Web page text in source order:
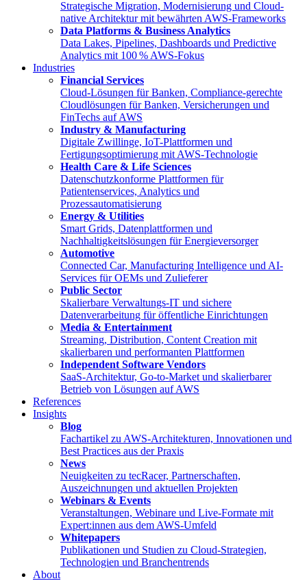
Strategische Migration, Modernisierung und Cloud-
native Architektur mit bewährten AWS-Frameworks
Data Platforms & Business Analytics
Data Lakes, Pipelines, Dashboards und Predictive
Analytics mit 100 % AWS-Fokus
Industries
Financial Services
Cloud-Lösungen für Banken, Compliance-gerechte
Cloudlösungen für Banken, Versicherungen und
FinTechs auf AWS
Industry & Manufacturing
Digitale Zwillinge, IoT-Plattformen und
Fertigungsoptimierung mit AWS-Technologie
Health Care & Life Sciences
Datenschutzkonforme Plattformen für
Patientenservices, Analytics und
Prozessautomatisierung
Energy & Utilities
Smart Grids, Datenplattformen und
Nachhaltigkeitslösungen für Energieversorger
Automotive
Connected Car, Manufacturing Intelligence und AI-
Services für OEMs und Zulieferer
Public Sector
Skalierbare Verwaltungs-IT und sichere
Datenverarbeitung für öffentliche Einrichtungen
Media & Entertainment
Streaming, Distribution, Content Creation mit
skalierbaren und performanten Plattformen
Independent Software Vendors
SaaS-Architektur, Go-to-Market und skalierbarer
Betrieb von Lösungen auf AWS
References
Insights
Blog
Fachartikel zu AWS-Architekturen, Innovationen und
Best Practices aus der Praxis
News
Neuigkeiten zu tecRacer, Partnerschaften,
Auszeichnungen und aktuellen Projekten
Webinars & Events
Veranstaltungen, Webinare und Live-Formate mit
Expert:innen aus dem AWS-Umfeld
Whitepapers
Publikationen und Studien zu Cloud-Strategien,
Technologien und Branchentrends
About